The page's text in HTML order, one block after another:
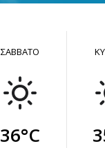
ΣΑΒΒΑΤΟ
36°C